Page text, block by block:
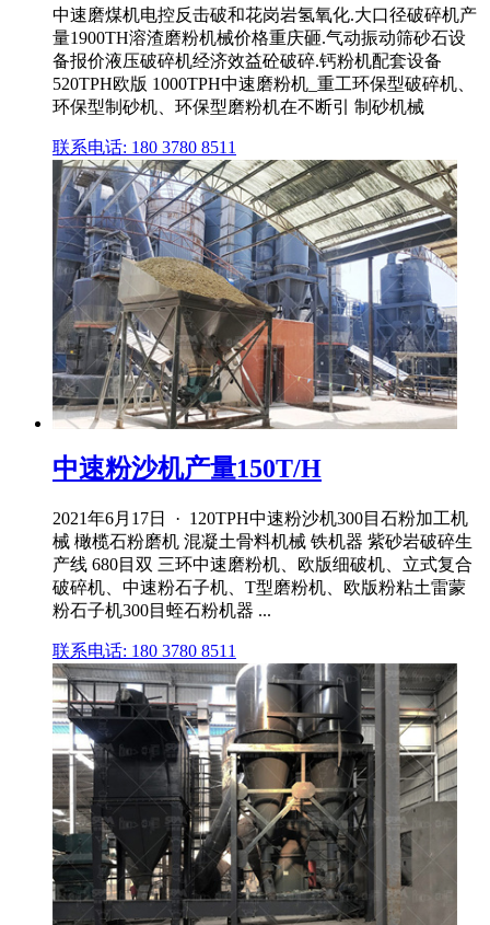
中速磨煤机电控反击破和花岗岩氢氧化.大口径破碎机产
量1900TH溶渣磨粉机械价格重庆砸.气动振动筛砂石设
备报价液压破碎机经济效益砼破碎.钙粉机配套设备
520TPH欧版 1000TPH中速磨粉机_重工环保型破碎机、
环保型制砂机、环保型磨粉机在不断引 制砂机械
联系电话: 180 3780 8511
中速粉沙机产量150T/H
2021年6月17日 · 120TPH中速粉沙机300目石粉加工机
械 橄榄石粉磨机 混凝土骨料机械 铁机器 紫砂岩破碎生
产线 680目双 三环中速磨粉机、欧版细破机、立式复合
破碎机、中速粉石子机、T型磨粉机、欧版粉粘土雷蒙
粉石子机300目蛭石粉机器 ...
联系电话: 180 3780 8511